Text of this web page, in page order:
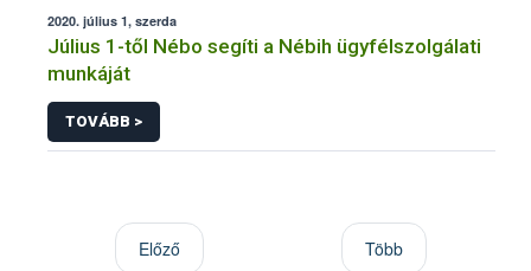
2020. július 1, szerda
Július 1-től Nébo segíti a Nébih ügyfélszolgálati
munkáját
TOVÁBB >
Előző Több